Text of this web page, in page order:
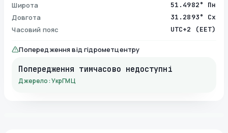
Широта
51.4982° Пн
Довгота 31.2893° Сх
Часовий пояс UTC+2 (EET)
Попередження від гідрометцентру
Попередження тимчасово недоступні
Джерело: УкрГМЦ